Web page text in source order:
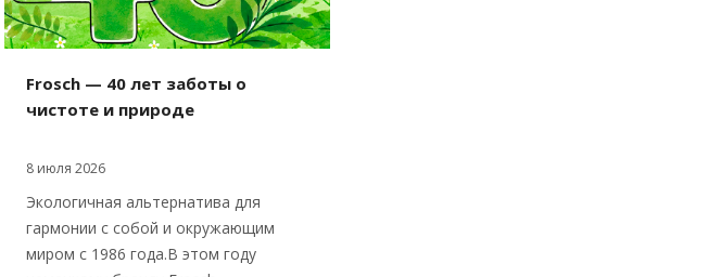
Frosch — 40 лет заботы о
чистоте и природе
8 июля 2026
Экологичная альтернатива для
гармонии с собой и окружающим
миром с 1986 года.В этом году